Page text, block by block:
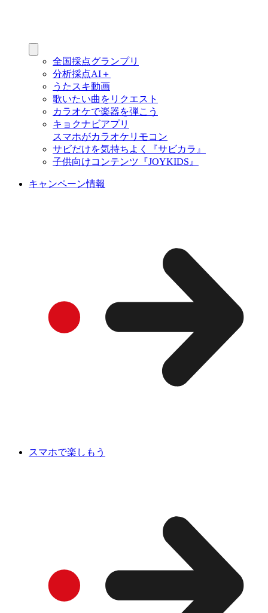
全国採点グランプリ
分析採点AI＋
うたスキ動画
歌いたい曲をリクエスト
カラオケで楽器を弾こう
キョクナビアプリ
スマホがカラオケリモコン
サビだけを気持ちよく『サビカラ』
子供向けコンテンツ『JOYKIDS』
キャンペーン情報
スマホで楽しもう